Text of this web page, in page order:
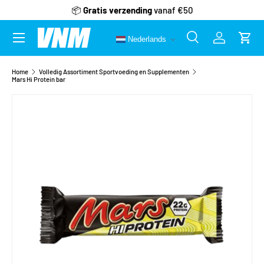
Ga naar inhoud
📦 Gratis verzendingvanaf €50
Zoeken
ZoekenInloggen
Nederlands
Menu
Home
Volledig Assortiment Sportvoeding en Supplementen
Mars Hi Protein bar